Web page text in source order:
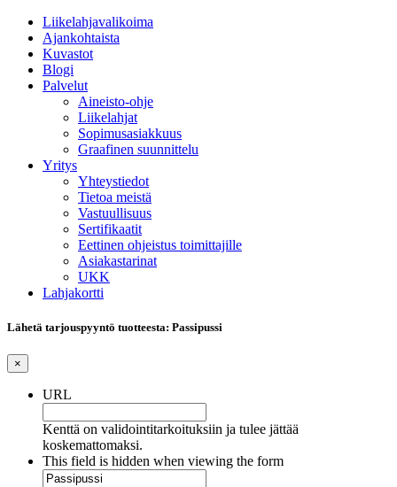
Liikelahjavalikoima
Ajankohtaista
Kuvastot
Blogi
Palvelut
Aineisto-ohje
Liikelahjat
Sopimusasiakkuus
Graafinen suunnittelu
Yritys
Yhteystiedot
Tietoa meistä
Vastuullisuus
Sertifikaatit
Eettinen ohjeistus toimittajille
Asiakastarinat
UKK
Lahjakortti
Lähetä tarjouspyyntö tuotteesta: Passipussi
×
URL
Kenttä on validointitarkoituksiin ja tulee jättää
koskemattomaksi.
This field is hidden when viewing the form